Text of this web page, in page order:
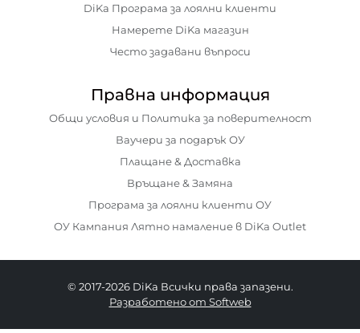
DiKa Програма за лоялни клиенти
Намерете DiKa магазин
Често задавани въпроси
Правна информация
Общи условия и Политика за поверителност
Ваучери за подарък ОУ
Плащане & Доставка
Връщане & Замяна
Програма за лоялни клиенти ОУ
ОУ Кампания Лятно намаление в DiKa Outlet
© 2017-2026 DiKa Всички права запазени.
Разработено от Softweb